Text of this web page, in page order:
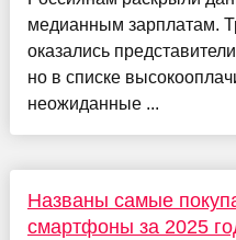
медианным зарплатам.
оказались
но в списке
неожиданные ...
Названы самые
смартфоны за 2025